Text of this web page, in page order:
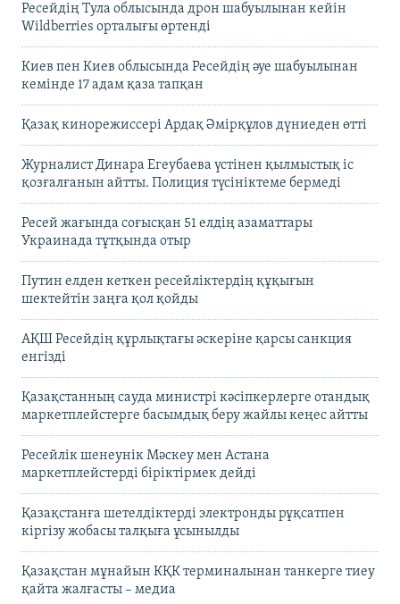
Ресейдің Тула облысында дрон шабуылынан кейін
Wildberries орталығы өртенді
Киев пен Киев облысында Ресейдің әуе шабуылынан
кемінде 17 адам қаза тапқан
Қазақ кинорежиссері Ардақ Әмірқұлов дүниеден өтті
Журналист Динара Егеубаева үстінен қылмыстық іс
қозғалғанын айтты. Полиция түсініктеме бермеді
Ресей жағында соғысқан 51 елдің азаматтары
Украинада тұтқында отыр
Путин елден кеткен ресейліктердің құқығын
шектейтін заңға қол қойды
АҚШ Ресейдің құрлықтағы әскеріне қарсы санкция
енгізді
Қазақстанның сауда министрі кәсіпкерлерге отандық
маркетплейстерге басымдық беру жайлы кеңес айтты
Ресейлік шенеунік Мәскеу мен Астана
маркетплейстерді біріктірмек дейді
Қазақстанға шетелдіктерді электронды рұқсатпен
кіргізу жобасы талқыға ұсынылды
Қазақстан мұнайын КҚК терминалынан танкерге тиеу
қайта жалғасты – медиа